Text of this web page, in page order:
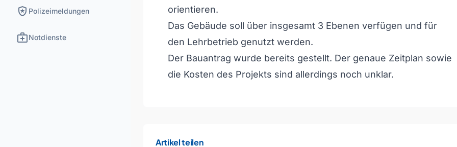
local_police Polizeimeldungen
medical_servicesNotdienste
orientieren.
Das Gebäude soll über insgesamt 3 Ebenen verfügen und für
den Lehrbetrieb genutzt werden.
Der Bauantrag wurde bereits gestellt. Der genaue Zeitplan sowie
die Kosten des Projekts sind allerdings noch unklar.
Artikel teilen